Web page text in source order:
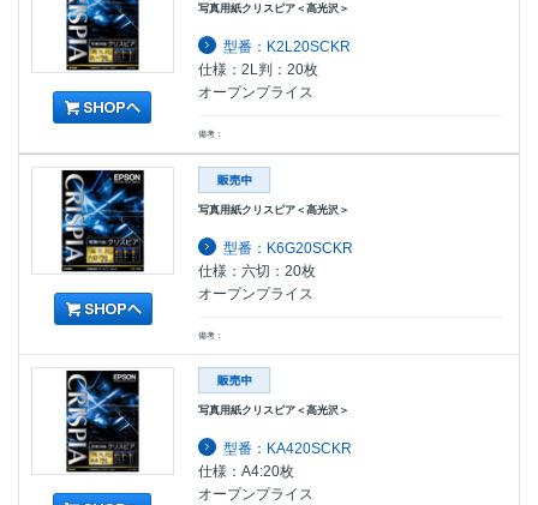
写真用紙クリスピア＜高光沢＞
型番：K2L20SCKR
仕様：2L判：20枚
オープンプライス
備考：
写真用紙クリスピア＜高光沢＞
型番：K6G20SCKR
仕様：六切：20枚
オープンプライス
備考：
写真用紙クリスピア＜高光沢＞
型番：KA420SCKR
仕様：A4:20枚
オープンプライス